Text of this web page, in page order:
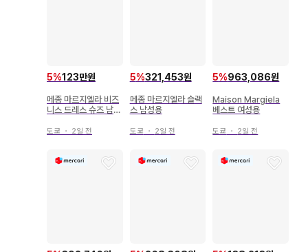
5%123만원
메종 마르지엘라 비즈
니스 드레스 슈즈 남성
도쿄 ・ 2일 전
5%321,453원
메종 마르지엘라 슬랙
스 남성용
도쿄 ・ 2일 전
5%963,086원
Maison Margiela
베스트 여성용
도쿄 ・ 2일 전